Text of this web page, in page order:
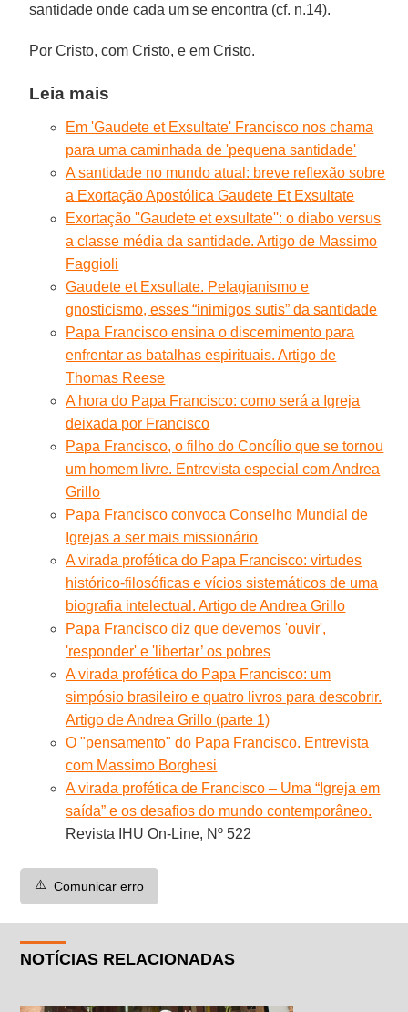
santidade onde cada um se encontra (cf. n.14).
Por Cristo, com Cristo, e em Cristo.
Leia mais
Em 'Gaudete et Exsultate' Francisco nos chama
para uma caminhada de 'pequena santidade'
A santidade no mundo atual: breve reflexão sobre
a Exortação Apostólica Gaudete Et Exsultate
Exortação ''Gaudete et exsultate'': o diabo versus
a classe média da santidade. Artigo de Massimo
Faggioli
Gaudete et Exsultate. Pelagianismo e
gnosticismo, esses “inimigos sutis” da santidade
Papa Francisco ensina o discernimento para
enfrentar as batalhas espirituais. Artigo de
Thomas Reese
A hora do Papa Francisco: como será a Igreja
deixada por Francisco
Papa Francisco, o filho do Concílio que se tornou
um homem livre. Entrevista especial com Andrea
Grillo
Papa Francisco convoca Conselho Mundial de
Igrejas a ser mais missionário
A virada profética do Papa Francisco: virtudes
histórico-filosóficas e vícios sistemáticos de uma
biografia intelectual. Artigo de Andrea Grillo
Papa Francisco diz que devemos 'ouvir',
'responder' e 'libertar’ os pobres
A virada profética do Papa Francisco: um
simpósio brasileiro e quatro livros para descobrir.
Artigo de Andrea Grillo (parte 1)
O "pensamento" do Papa Francisco. Entrevista
com Massimo Borghesi
A virada profética de Francisco – Uma “Igreja em
saída” e os desafios do mundo contemporâneo.
Revista IHU On-Line, Nº 522
⚠️ Comunicar erro
NOTÍCIAS RELACIONADAS